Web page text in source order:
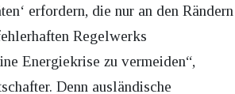
erfordern, die nur an den Rändern
Regelwerks
Energiekrise zu vermeiden“,
Denn ausländische